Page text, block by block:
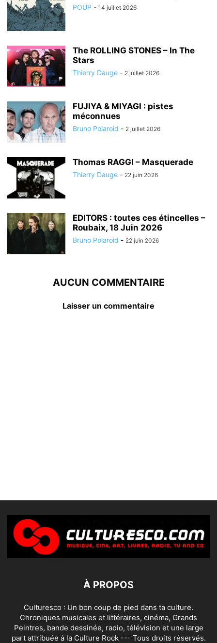
POUP - 14 juillet 2026
The ROLLING STONES – In The
Stars
Thierry Dauge - 2 juillet 2026
FUJIYA & MIYAGI : pistes
méconnues
Bruno Polaroid - 2 juillet 2026
Thomas RAGGI – Masquerade
Thierry Dauge - 22 juin 2026
EDITORS : toutes ces étincelles –
Roubaix, 18 Juin 2026
Bruno Polaroid - 22 juin 2026
AUCUN COMMENTAIRE
Laisser un commentaire
À PROPOS
Culturesco : Un bon coup de pied dans ta culture.
Chroniques musicales et littéraires, cinéma, Grands
Peintres, bande dessinée, radio, télévision et une large
part attribuée à la Culture Rock --- Tous droits réservés.